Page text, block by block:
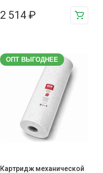
2 514 ₽
ОПТ ВЫГОДНЕЕ
Картридж механической